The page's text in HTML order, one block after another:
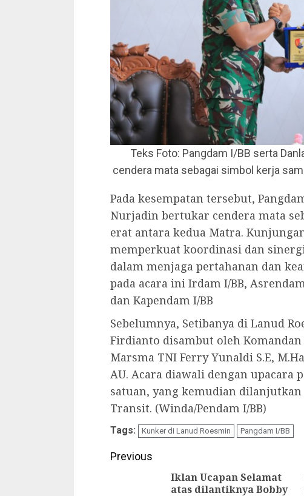
Teks Foto: Pangdam I/BB serta
cendera mata sebagai simbol kerja
Pada kesempatan tersebut,
Nurjadin bertukar cendera mata
erat antara kedua Matra.
memperkuat koordinasi dan
dalam menjaga pertahanan dan
pada acara ini Irdam I/BB,
dan Kapendam I/BB
Sebelumnya, Setibanya di Lanud
Firdianto disambut oleh
Marsma TNI Ferry Yunaldi S.E,
AU. Acara diawali dengan upacara
satuan, yang kemudian
Transit. (Winda/Pendam I/BB)
Tags: Kunker di Lanud Roesmin Pangdam I/BB
Continue
Previous
Iklan Ucapan Selamat
atas dilantiknya Bobby